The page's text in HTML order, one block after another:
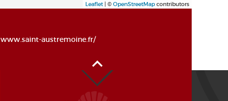
Leaflet| © OpenStreetMap contributors
www.saint-austremoine.fr/